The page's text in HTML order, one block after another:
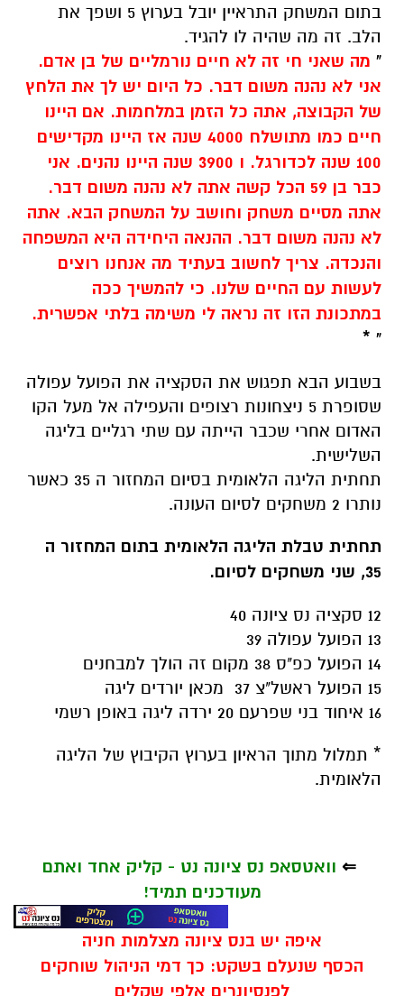
בתום המשחק התראיין יובל בערוץ 5 ושפך את
הלב. זה מה שהיה לו להגיד.
" מה שאני חי זה לא חיים נורמליים של בן אדם.
אני לא נהנה משום דבר. כל היום יש לך את הלחץ
של הקבוצה, אתה כל הזמן במלחמות. אם היינו
חיים כמו מתושלח 4000 שנה אז היינו מקדישים
100 שנה לכדורגל. ו 3900 שנה היינו נהנים. אני
כבר בן 59 הכל קשה אתה לא נהנה משום דבר.
אתה מסיים משחק וחושב על המשחק הבא. אתה
לא נהנה משום דבר. ההנאה היחידה היא המשפחה
והנכדה. צריך לחשוב בעתיד מה אנחנו רוצים
לעשות עם החיים שלנו. כי להמשיך ככה
במתכונת הזו זה נראה לי משימה בלתי אפשרית.
" *
בשבוע הבא תפגוש את הסקציה את הפועל עפולה
שסופרת 5 ניצחונות רצופים והעפילה אל מעל הקו
האדום אחרי שכבר הייתה עם שתי רגליים בליגה
השלישית.
תחתית הליגה הלאומית בסיום המחזור ה 35 כאשר
נותרו 2 משחקים לסיום העונה.
תחתית טבלת הליגה הלאומית בתום המחזור ה
35, שני משחקים לסיום.
12 סקציה נס ציונה 40
13 הפועל עפולה 39
14 הפועל כפ"ס 38 מקום זה הולך למבחנים
15 הפועל ראשל"צ 37 מכאן יורדים ליגה
16 איחוד בני שפרעם 20 ירדה ליגה באופן רשמי
* תמלול מתוך הראיון בערוץ הקיבוץ של הליגה
הלאומית.
⇐ וואטסאפ נס ציונה נט - קליק אחד ואתם
מעודכנים תמיד!
איפה יש בנס ציונה מצלמות חניה
הכסף שנעלם בשקט: כך דמי הניהול שוחקים
לפנסיונרים אלפי שקלים